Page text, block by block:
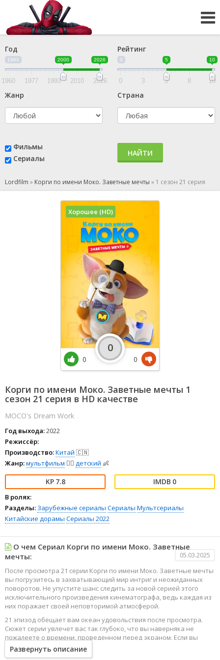
Год
1960 2000 2026
1960 1977 1993 2010 2026
Рейтинг
0 5 10
0 3 5 8 10
Жанр Страна
Фильмы
Сериалы
НАЙТИ
Lordfilm » Корги по имени Моко. Заветные мечты » 1 сезон 21 серия
Корги по имени Моко. Заветные мечты 1
сезон 21 серия в HD качестве
MOCO's Dream Work
Год выхода:2022
Режиссёр:
Производство:Китай 🇨🇳
Жанр:мультфильм 🧚‍♀️ детский 👶
7.8 0
В ролях:
Разделы: Зарубежные сериалы Сериалы Мультсериалы
Китайские дорамы Сериалы 2022
Хорошее (HD)
0
0
0
О чем Сериал Корги по имени Моко. Заветные
мечты:
05.03.2025
После просмотра 21 серии Корги по имени Моко. Заветные мечты
вы погрузитесь в захватывающий мир интриг и неожиданных
поворотов. Не упустите шанс следить за новой серией этого
исключительного произведения кинематографа, ведь каждая из
них поражает своей неповторимой атмосферой.
21 эпизод обещает вам океан удовольствия после просмотра.
Сюжет серии увлечет вас так глубоко, что вы наверняка не
пожалеете о времени, проведенном перед экраном. Если вы
жаждете наслаждаться онлайн этим сериалом в высоком
качестве HD, то ваш выбор будет весьма правильным. Каждый
Развернуть описание